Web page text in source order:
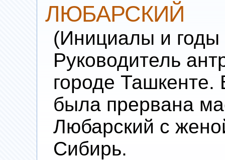
ЛЮБАРСКИЙ
(Инициалы и годы
Руководитель
городе Ташкенте.
была прервана
Любарский с
Сибирь.